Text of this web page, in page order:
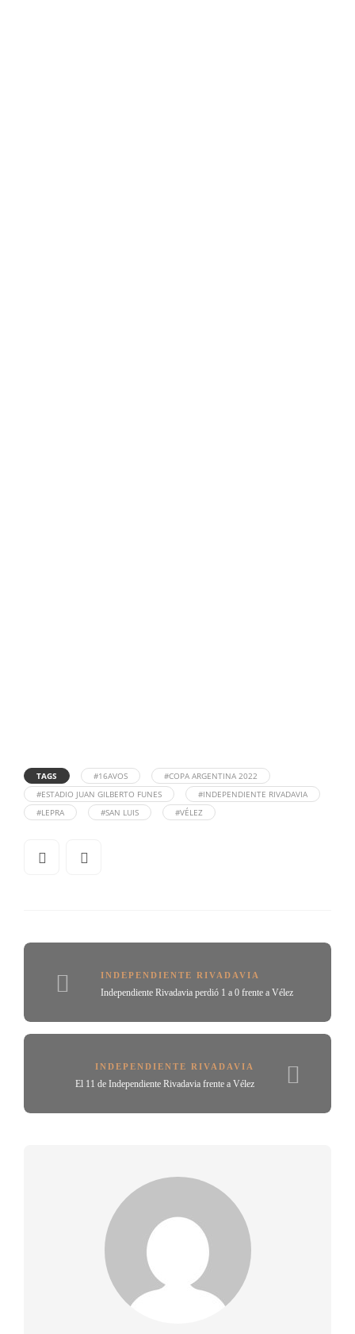
TAGS #16AVOS
#COPA ARGENTINA 2022
#ESTADIO JUAN GILBERTO FUNES
#INDEPENDIENTE RIVADAVIA
#LEPRA
#SAN LUIS #VÉLEZ
INDEPENDIENTE RIVADAVIA
Independiente Rivadavia perdió 1 a 0 frente a Vélez
INDEPENDIENTE RIVADAVIA
El 11 de Independiente Rivadavia frente a Vélez